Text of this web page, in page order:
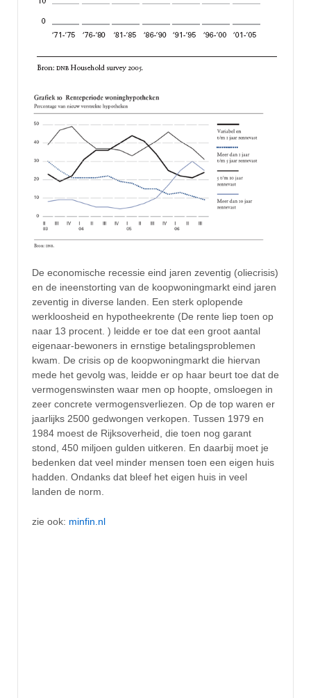
De economische recessie eind jaren zeventig (oliecrisis)
en de ineenstorting van de koopwoningmarkt eind jaren
zeventig in diverse landen. Een sterk oplopende
werkloosheid en hypotheekrente (De rente liep toen op
naar 13 procent. ) leidde er toe dat een groot aantal
eigenaar-bewoners in ernstige betalingsproblemen
kwam. De crisis op de koopwoningmarkt die hiervan
mede het gevolg was, leidde er op haar beurt toe dat de
vermogenswinsten waar men op hoopte, omsloegen in
zeer concrete vermogensverliezen. Op de top waren er
jaarlijks 2500 gedwongen verkopen. Tussen 1979 en
1984 moest de Rijksoverheid, die toen nog garant
stond, 450 miljoen gulden uitkeren. En daarbij moet je
bedenken dat veel minder mensen toen een eigen huis
hadden. Ondanks dat bleef het eigen huis in veel
landen de norm.
zie ook: minfin.nl